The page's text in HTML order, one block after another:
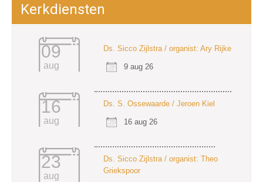
Kerkdiensten
09
aug
Ds. Sicco Zijlstra / organist: Ary Rijke
9 aug 26
16
aug
Ds. S. Ossewaarde / Jeroen Kiel
16 aug 26
23
aug
Ds. Sicco Zijlstra / organist: Theo
Griekspoor